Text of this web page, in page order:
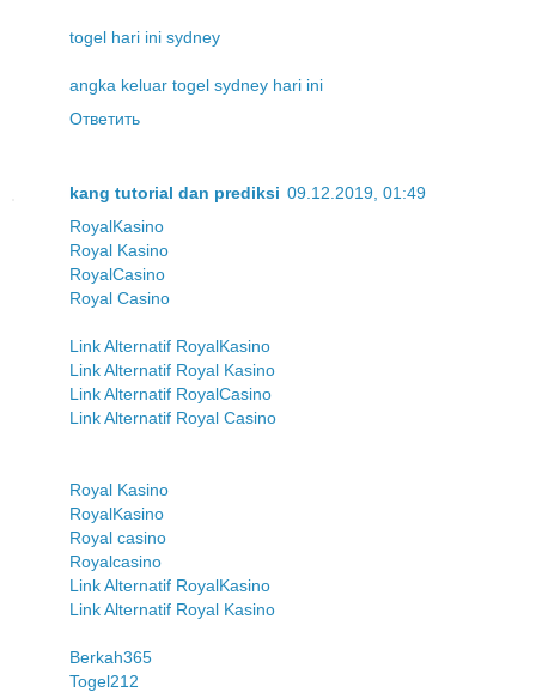
togel hari ini sydney
angka keluar togel sydney hari ini
Ответить
kang tutorial dan prediksi 09.12.2019, 01:49
RoyalKasino
Royal Kasino
RoyalCasino
Royal Casino
Link Alternatif RoyalKasino
Link Alternatif Royal Kasino
Link Alternatif RoyalCasino
Link Alternatif Royal Casino
Royal Kasino
RoyalKasino
Royal casino
Royalcasino
Link Alternatif RoyalKasino
Link Alternatif Royal Kasino
Berkah365
Togel212